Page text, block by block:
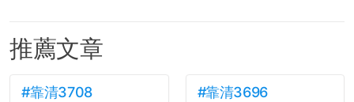
推薦文章
#靠清3708 #靠清3696